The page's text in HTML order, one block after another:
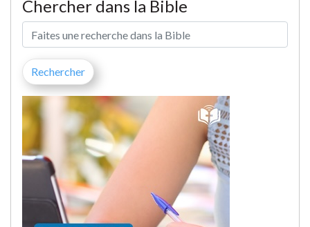
Chercher dans la Bible